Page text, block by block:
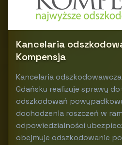
Kancelaria
Kompensja
Kancelaria
Gdańsku realizuje sprawy
odszkodowań
dochodzenia roszczeń w
odpowiedzialności
obejmuje odszkodowanie